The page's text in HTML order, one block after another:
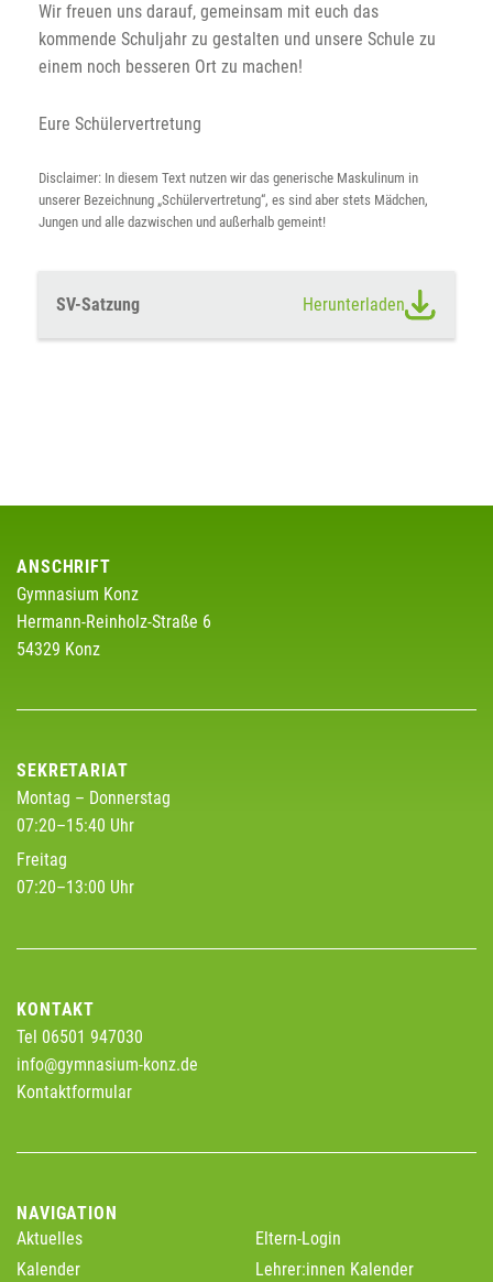
Wir freuen uns darauf, gemeinsam mit euch das
kommende Schuljahr zu gestalten und unsere Schule zu
einem noch besseren Ort zu machen!
Eure Schülervertretung
Disclaimer: In diesem Text nutzen wir das generische Maskulinum in
unserer Bezeichnung „Schülervertretung“, es sind aber stets Mädchen,
Jungen und alle dazwischen und außerhalb gemeint!
SV-Satzung Herunterladen
ANSCHRIFT
Gymnasium Konz
Hermann-Reinholz-Straße 6
54329 Konz
SEKRETARIAT
Montag – Donnerstag
07:20–15:40 Uhr
Freitag
07:20–13:00 Uhr
KONTAKT
Tel 06501 947030
info@gymnasium-konz.de
Kontaktformular
NAVIGATION
Aktuelles
Kalender
Eltern-Login
Lehrer:innen Kalender